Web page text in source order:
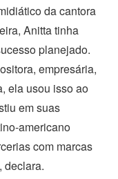
da cantora
Anitta tinha
planejado.
empresária,
ela usou isso ao
em suas
americano
com marcas
declara.